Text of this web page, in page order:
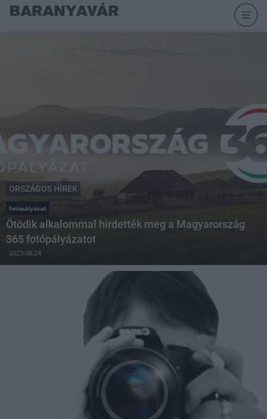
ORSZÁGOS HÍREK
fotópályázat
Ötödik alkalommal hirdették meg a Magyarország
365 fotópályázatot
2023.08.24